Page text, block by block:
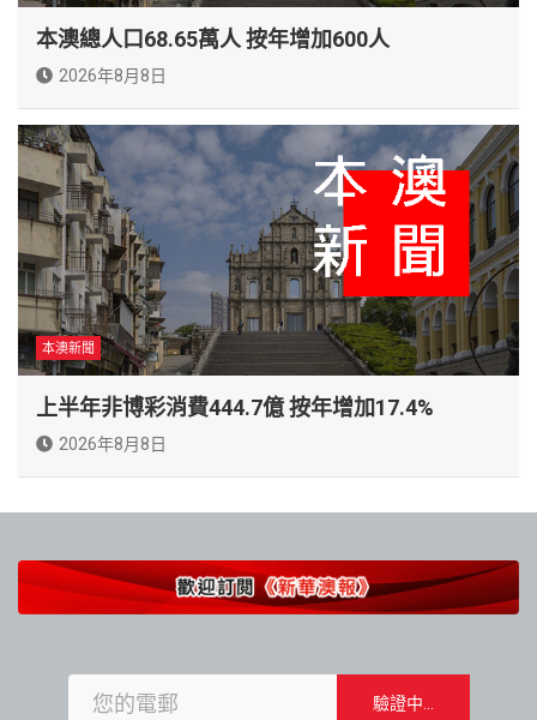
本澳總人口68.65萬人 按年增加600人
2026年8月8日
本澳新聞
上半年非博彩消費444.7億 按年增加17.4%
2026年8月8日